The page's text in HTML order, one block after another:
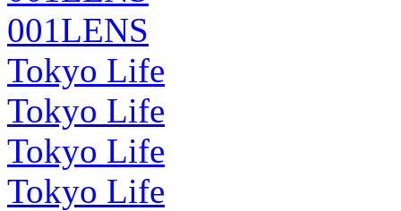
001LENS
Tokyo Life
Tokyo Life
Tokyo Life
Tokyo Life